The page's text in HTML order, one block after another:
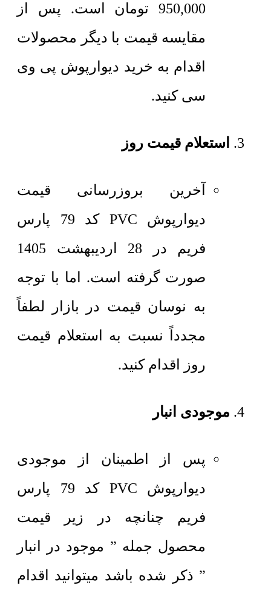
950,000
تومان است. پس از
مقایسه قیمت با دیگر محصولات
اقدام به خرید دیوارپوش پی وی
سی کنید.
استعلام قیمت روز
آخرین بروزرسانی قیمت
دیوارپوش PVC کد 79 پارس
فریم در 28 اردیبهشت 1405
صورت گرفته است. اما با توجه
به نوسان قیمت در بازار لطفاً
مجدداً نسبت به استعلام قیمت
روز اقدام کنید.
موجودی انبار
پس از اطمینان از موجودی
دیوارپوش PVC کد 79 پارس
فریم چنانچه در زیر قیمت
محصول جمله ” موجود در انبار
” ذکر شده باشد میتوانید اقدام